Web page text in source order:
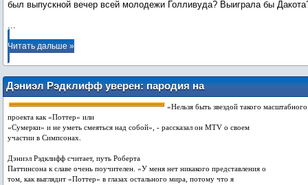
...
Читать дальше »
Дэниэл Рэдклифф уверен: пародия на
Сумерки не будет волновать Роберта
Паттинсона
«Нельзя быть звездой такого масштабного
проекта как «Поттер» или
«Сумерки» и не уметь смеяться над собой», - рассказал он MTV о своем
участии в Симпсонах.
Дэниэл Рэдклифф считает, путь Роберта
Паттинсона к славе очень поучителен. «У меня нет никакого представления о
том, как выглядит «Поттер» в глазах остального мира, потому что я